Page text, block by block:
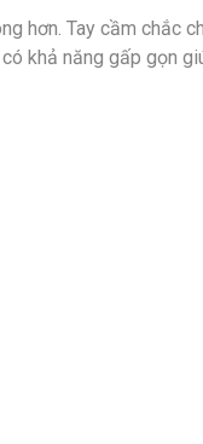
hơn. Tay cầm chắc
khả năng gấp gọn